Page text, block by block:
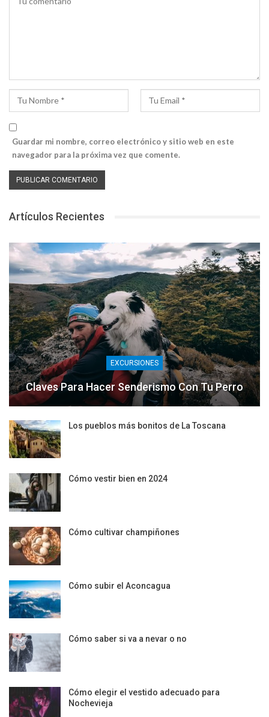
Guardar mi nombre, correo electrónico y sitio web en este
navegador para la próxima vez que comente.
Artículos Recientes
EXCURSIONES
Claves Para Hacer Senderismo Con Tu Perro
Los pueblos más bonitos de La Toscana
Cómo vestir bien en 2024
Cómo cultivar champiñones
Cómo subir el Aconcagua
Cómo saber si va a nevar o no
Cómo elegir el vestido adecuado para
Nochevieja